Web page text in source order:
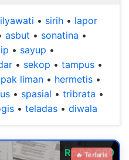
• sirih • lapor
asbut • sonatina •
• sayup •
• sekop • tampus •
liman • hermetis •
• spasial • tribrata •
• teladas • diwala
Rp 99.000
🔥 Terlaris